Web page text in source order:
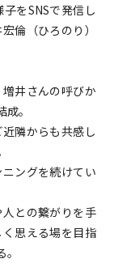
をSNSで発信し
倫（ひろのり）
井さんの呼びか
。
隣からも共感し
ングを続けてい
との繋がりを手
思える場を目指